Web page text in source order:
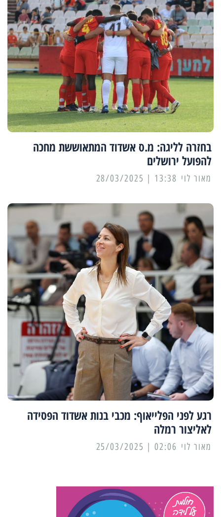
בחזרה לליגה: מ.ס אשדוד המתאוששת מחכה
להפועל ירושלים
מאור לוי 13:38 | 28/03/2025
רגע לפני הפלייאוף: מכבי בנות אשדוד הפסידה
לאליצור רמלה
מאור לוי 02:06 | 25/03/2025